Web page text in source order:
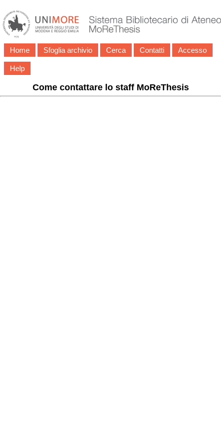
Home Sfoglia archivio Cerca Contatti Accesso
Help
Come contattare lo staff MoReThesis